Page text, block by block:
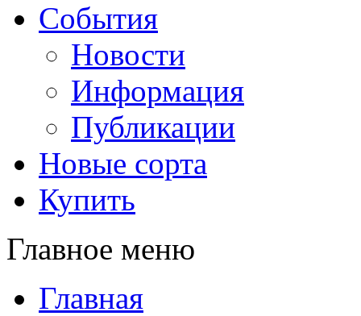
События
Новости
Информация
Публикации
Новые сорта
Купить
Главное меню
Главная